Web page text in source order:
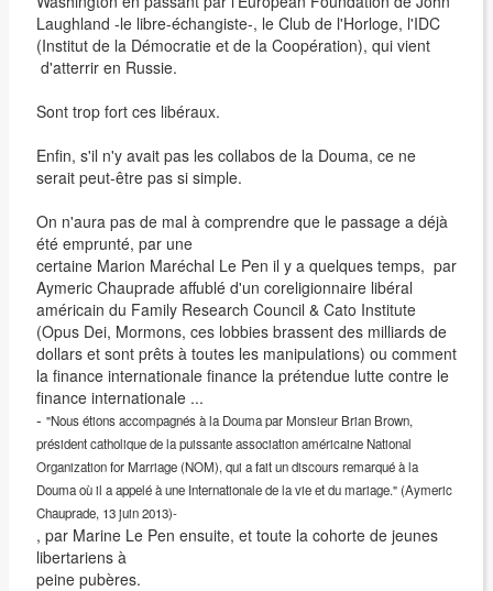
Laughland -le libre-échangiste-, le Club de l'Horloge, l'IDC
(Institut de la Démocratie et de la Coopération), qui vient
d'atterrir en Russie.
Sont trop fort ces libéraux.
Enfin, s'il n'y avait pas les collabos de la Douma, ce ne
serait peut-être pas si simple.
On n'aura pas de mal à comprendre que le passage a déjà
été emprunté, par une
certaine Marion Maréchal Le Pen il y a quelques temps, par
Aymeric Chauprade affublé d'un coreligionnaire libéral
américain du Family Research Council & Cato Institute
(Opus Dei, Mormons, ces lobbies brassent des milliards de
dollars et sont prêts à toutes les manipulations) ou comment
la finance internationale finance la prétendue lutte contre le
finance internationale ...
- "Nous étions accompagnés à la Douma par Monsieur Brian Brown,
président catholique de la puissante association américaine National
Organization for Marriage (NOM), qui a fait un discours remarqué à la
Douma où il a appelé à une Internationale de la vie et du mariage." (Aymeric
Chauprade, 13 juin 2013)-
, par Marine Le Pen ensuite, et toute la cohorte de jeunes
libertariens à
peine pubères.